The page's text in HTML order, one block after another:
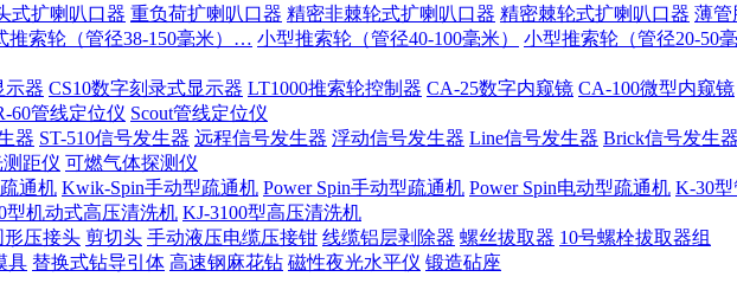
式扩喇叭口器 重负荷扩喇叭口器 精密非棘轮式扩喇叭口器 精密棘轮式扩喇叭口器 薄管
推索轮（管径38-150毫米）… 小型推索轮（管径40-100毫米） 小型推索轮（管径20-50毫
示器 CS10数字刻录式显示器 LT1000推索轮控制器 CA-25数字内窥镜 CA-100微型内窥镜
60管线定位仪 Scout管线定位仪
器 ST-510信号发生器 远程信号发生器 浮动信号发生器 Line信号发生器 Brick信号发生器
距仪 可燃气体探测仪
通机 Kwik-Spin手动型疏通机 Power Spin手动型疏通机 Power Spin电动型疏通机 K-30
型机动式高压清洗机 KJ-3100型高压清洗机
形压接头 剪切头 手动液压电缆压接钳 线缆铝层剥除器 螺丝拔取器 10号螺栓拔取器组
具 替换式钻导引体 高速钢麻花钻 磁性夜光水平仪 锻造砧座